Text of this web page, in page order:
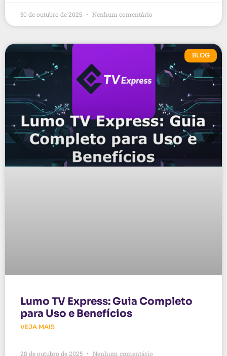
30 de outubro de 2025 Nenhum comentário
BLOG
Lumo TV Express: Guia Completo
para Uso e Benefícios
VEJA MAIS
28 de outubro de 2025 Nenhum comentário